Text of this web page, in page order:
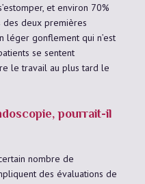
et environ 70%
des deux premières
léger gonflement qui n’est
se sentent
le travail au plus tard le
pourrait-il
nombre de
des évaluations de